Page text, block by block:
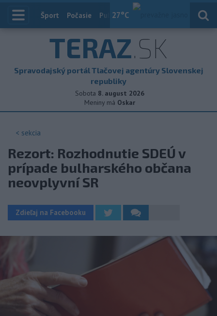
27°C
Index
Šport Počasie Publicistika
TERAZ.SK
Spravodajský portál Tlačovej agentúry Slovenskej
republiky
Sobota 8. august 2026
Meniny má Oskar
< sekcia
Rezort: Rozhodnutie SDEÚ v
prípade bulharského občana
neovplyvní SR
Zdieľaj na Facebooku